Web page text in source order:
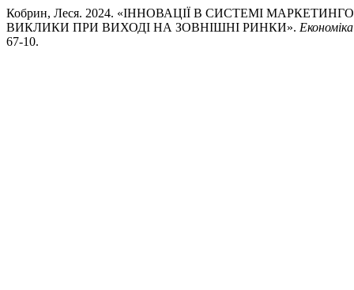
Кобрин, Леся. 2024. «ІННОВАЦІЇ В СИСТЕМІ
ВИКЛИКИ ПРИ ВИХОДІ НА ЗОВНІШНІ РИНКИ».
67-10.